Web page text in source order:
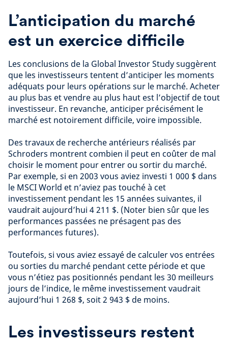
L’anticipation du marché
est un exercice difficile
Les conclusions de la Global Investor Study suggèrent
que les investisseurs tentent d’anticiper les moments
adéquats pour leurs opérations sur le marché. Acheter
au plus bas et vendre au plus haut est l’objectif de tout
investisseur. En revanche, anticiper précisément le
marché est notoirement difficile, voire impossible.
Des travaux de recherche antérieurs réalisés par
Schroders montrent combien il peut en coûter de mal
choisir le moment pour entrer ou sortir du marché.
Par exemple, si en 2003 vous aviez investi 1 000 $ dans
le MSCI World et n’aviez pas touché à cet
investissement pendant les 15 années suivantes, il
vaudrait aujourd’hui 4 211 $. (Noter bien sûr que les
performances passées ne présagent pas des
performances futures).
Toutefois, si vous aviez essayé de calculer vos entrées
ou sorties du marché pendant cette période et que
vous n’étiez pas positionnés pendant les 30 meilleurs
jours de l’indice, le même investissement vaudrait
aujourd’hui 1 268 $, soit 2 943 $ de moins.
Les investisseurs restent